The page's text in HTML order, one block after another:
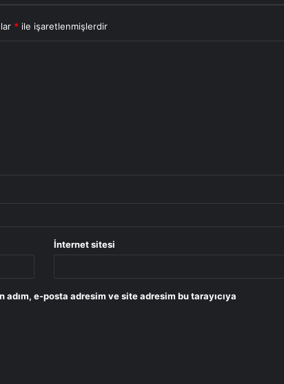
* ile işaretlenmişlerdir
İnternet sitesi
adım, e-posta adresim ve site adresim bu tarayıcıya